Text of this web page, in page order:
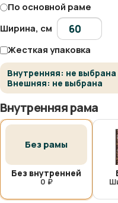
По основной раме
Ширина, см
Жесткая упаковка
Внутренняя: не выбрана
Внешняя: не выбрана
Внутренняя рама
Без рамы
Без внутренней
0 ₽